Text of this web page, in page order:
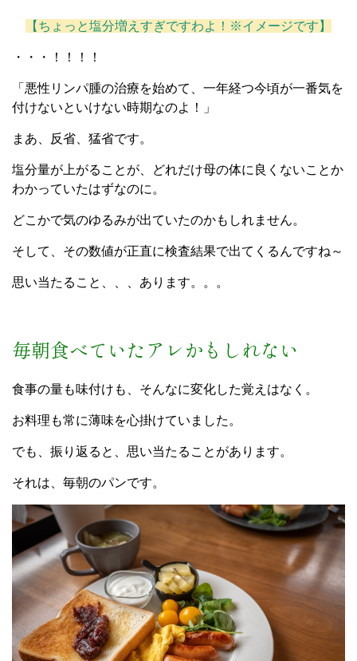
【ちょっと塩分増えすぎですわよ！※イメージです】
・・・！！！！
「悪性リンパ腫の治療を始めて、一年経つ今頃が一番気を
付けないといけない時期なのよ！」
まあ、反省、猛省です。
塩分量が上がることが、どれだけ母の体に良くないことか
わかっていたはずなのに。
どこかで気のゆるみが出ていたのかもしれません。
そして、その数値が正直に検査結果で出てくるんですね～
思い当たること、、、あります。。。
毎朝食べていたアレかもしれない
食事の量も味付けも、そんなに変化した覚えはなく。
お料理も常に薄味を心掛けていました。
でも、振り返ると、思い当たることがあります。
それは、毎朝のパンです。